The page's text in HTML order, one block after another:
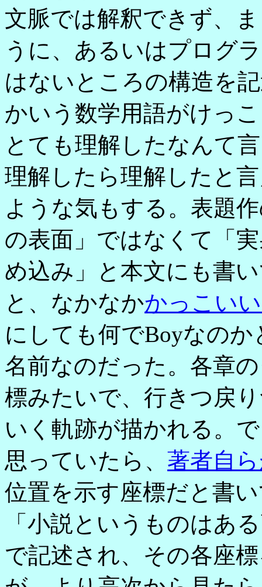
文脈では解釈できず、
うに、あるいはプログ
はないところの構造を
かいう数学用語がけっ
とても理解したなんて
理解したら理解したと
ような気もする。表題
の表面」ではなくて「
め込み」と本文にも書
と、なかなかかっこい
にしても何でBoyなの
名前なのだった。各章
標みたいで、行きつ戻
いく軌跡が描かれる。
思っていたら、 著者自
位置を示す座標だと書
「小説というものはあ
で記述され、その各座